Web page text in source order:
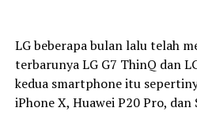
LG beberapa bulan lalu telah
terbarunya LG G7 ThinQ dan
kedua smartphone itu
iPhone X, Huawei P20 Pro, dan